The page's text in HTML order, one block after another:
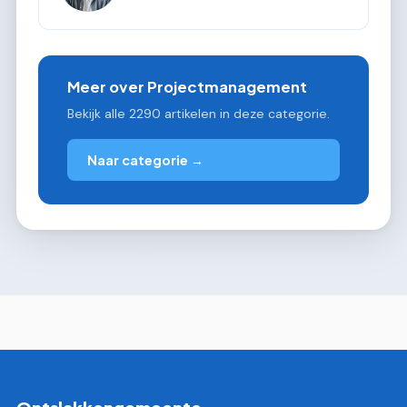
Meer over Projectmanagement
Bekijk alle 2290 artikelen in deze categorie.
Naar categorie →